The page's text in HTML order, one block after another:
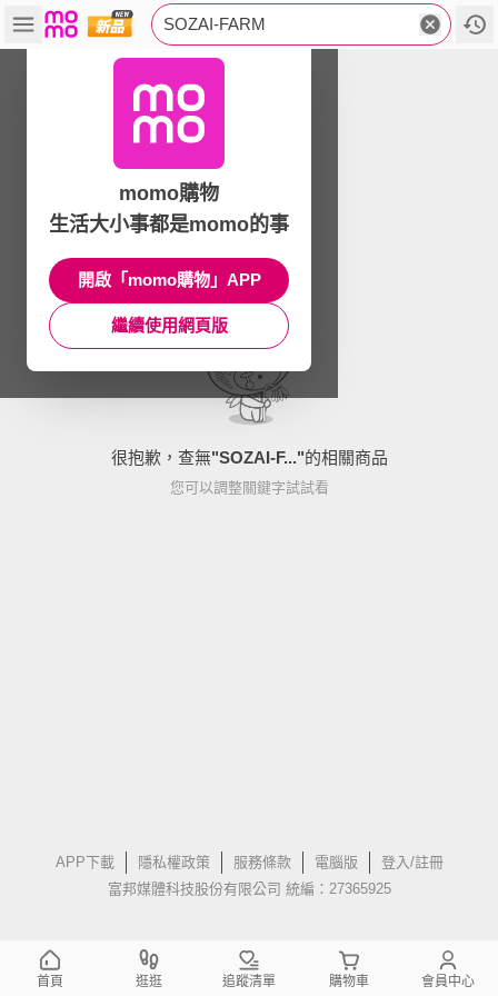
SOZAI-FARM
很抱歉，查無"SOZAI-F..."的相關商品
您可以調整關鍵字試試看
APP下載 隱私權政策 服務條款 電腦版
登入/註冊
富邦媒體科技股份有限公司 統編：27365925
momo購物
生活大小事都是momo的事
開啟「momo購物」APP
繼續使用網頁版
首頁 逛逛 追蹤清單 購物車 會員中心